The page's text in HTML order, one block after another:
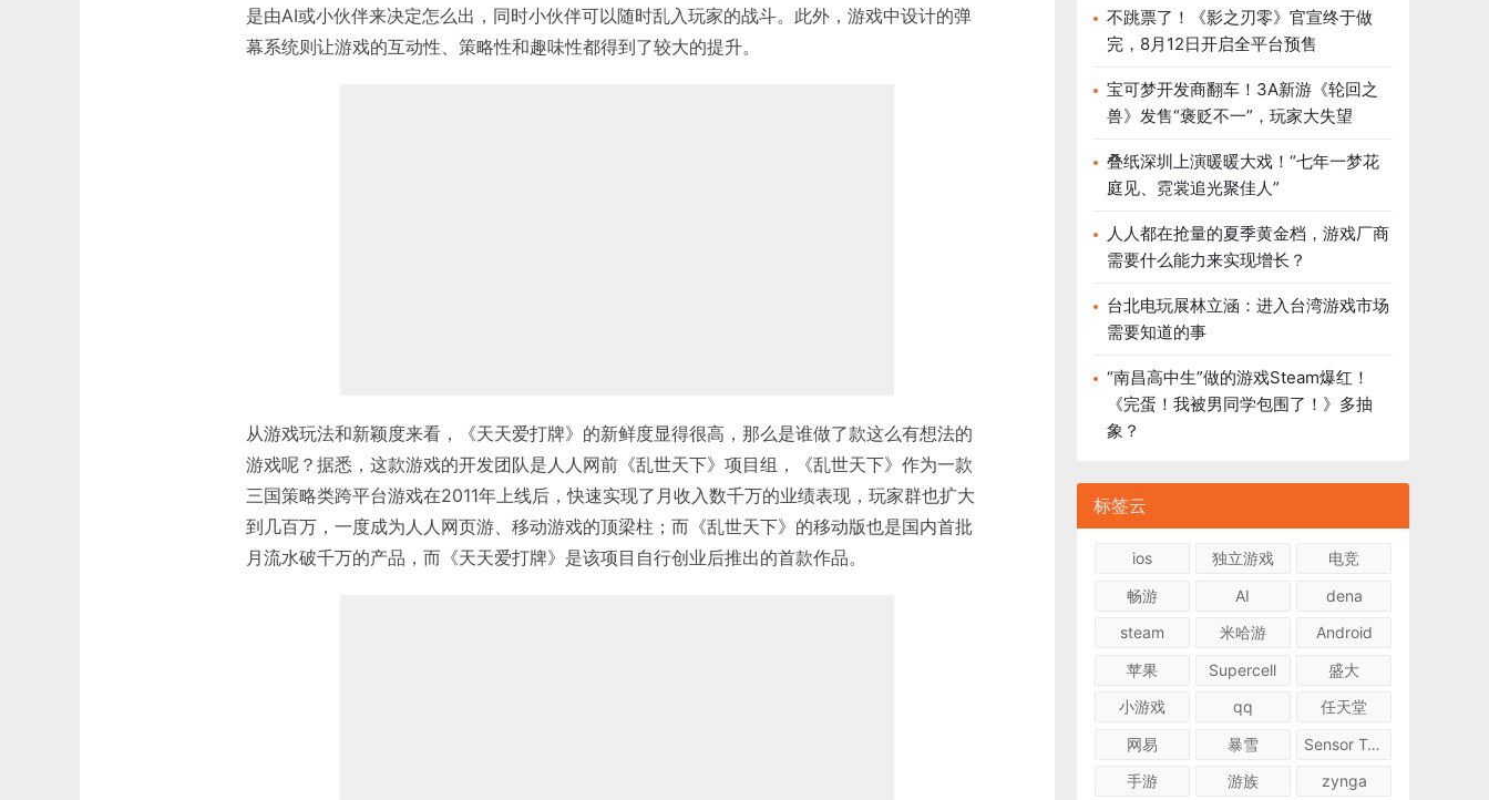
是由AI或小伙伴来决定怎么出，同时小伙伴可以随时乱入玩家的战斗。此外，游戏中设计的弹
幕系统则让游戏的互动性、策略性和趣味性都得到了较大的提升。
从游戏玩法和新颖度来看，《天天爱打牌》的新鲜度显得很高，那么是谁做了款这么有想法的
游戏呢？据悉，这款游戏的开发团队是人人网前《乱世天下》项目组，《乱世天下》作为一款
三国策略类跨平台游戏在2011年上线后，快速实现了月收入数千万的业绩表现，玩家群也扩大
到几百万，一度成为人人网页游、移动游戏的顶梁柱；而《乱世天下》的移动版也是国内首批
月流水破千万的产品，而《天天爱打牌》是该项目自行创业后推出的首款作品。
不跳票了！《影之刃零》官宣终于做
完，8月12日开启全平台预售
宝可梦开发商翻车！3A新游《轮回之
兽》发售“褒贬不一”，玩家大失望
叠纸深圳上演暖暖大戏！“七年一梦花
庭见、霓裳追光聚佳人”
人人都在抢量的夏季黄金档，游戏厂商
需要什么能力来实现增长？
台北电玩展林立涵：进入台湾游戏市场
需要知道的事
“南昌高中生”做的游戏Steam爆红！
《完蛋！我被男同学包围了！》多抽
象？
标签云
ios 独立游戏
电竞
畅游
AI
dena
steam
米哈游
Android
苹果
Supercell
盛大
小游戏
qq
任天堂
网易
暴雪
Sensor Tower
手游
游族
zynga